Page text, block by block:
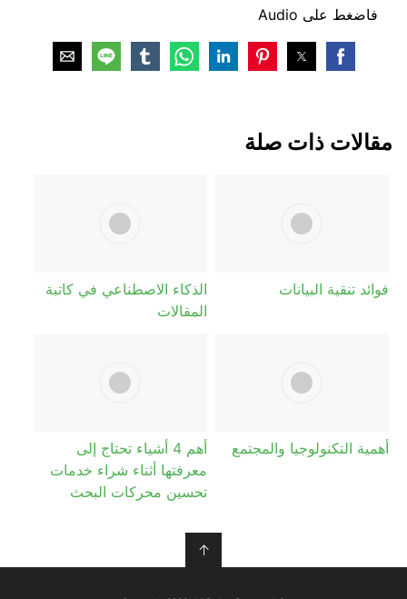
فاضغط على Audio
مقالات ذات صلة
فوائد تنقية البيانات
الذكاء الاصطناعي في كاتبة
المقالات
أهمية التكنولوجيا والمجتمع
أهم 4 أشياء تحتاج إلى
معرفتها أثناء شراء خدمات
تحسين محركات البحث
↑